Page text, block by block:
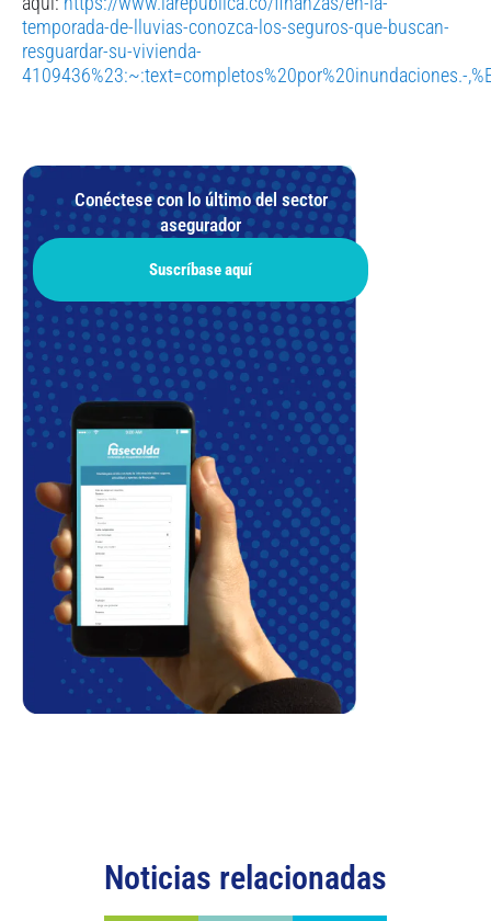
temporada-de-lluvias-conozca-los-seguros-que-buscan-
resguardar-su-vivienda-
4109436%23:~:text=completos%20por%20inundaciones.-
Conéctese con lo último del sector
asegurador
Suscríbase aquí
Noticias relacionadas